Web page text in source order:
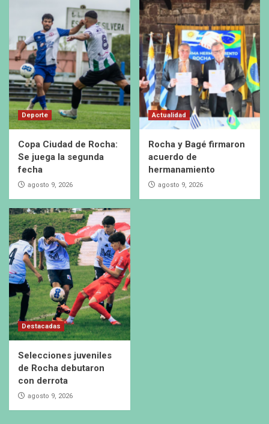
Deporte
Copa Ciudad de Rocha:
Se juega la segunda
fecha
agosto 9, 2026
Actualidad
Rocha y Bagé firmaron
acuerdo de
hermanamiento
agosto 9, 2026
Destacadas
Selecciones juveniles
de Rocha debutaron
con derrota
agosto 9, 2026